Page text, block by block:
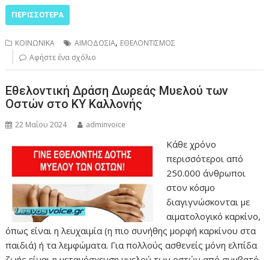
ΠΕΡΙΣΣΌΤΕΡΑ
ΚΟΙΝΩΝΙΚΑ ΑΙΜΟΔΟΣΙΑ, ΕΘΕΛΟΝΤΙΣΜΟΣ
Αφήστε ένα σχόλιο
Εθελοντική Δράση Δωρεάς Μυελού των
Οστών στο ΚΥ Καλλονής
22 Μαΐου 2024 adminvoice
Κάθε χρόνο
περισσότεροι από
250.000 άνθρωποι
στον κόσμο
διαγιγνώσκονται με
αιματολογικό καρκίνο,
όπως είναι η λευχαιμία (η πιο συνήθης μορφή καρκίνου στα
παιδιά) ή τα λεμφώματα. Για πολλούς ασθενείς μόνη ελπίδα